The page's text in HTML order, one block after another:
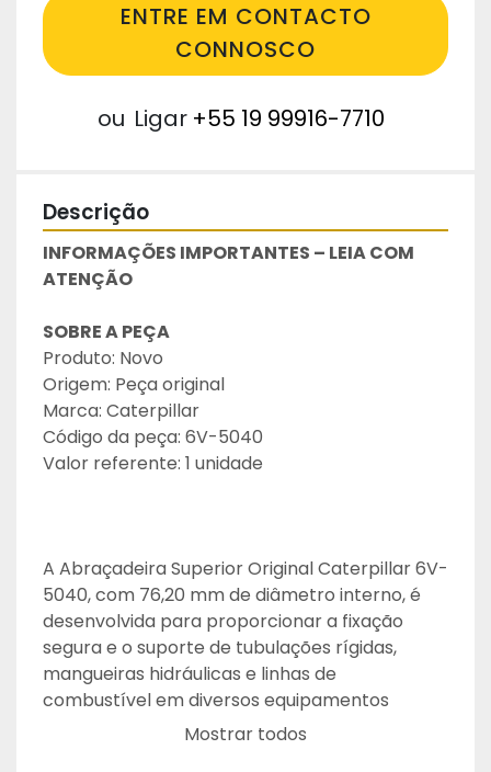
ENTRE EM CONTACTO
CONNOSCO
ou Ligar +55 19 99916-7710
Descrição
INFORMAÇÕES IMPORTANTES – LEIA COM
ATENÇÃO
SOBRE A PEÇA
Produto: Novo
Origem: Peça original
Marca: Caterpillar
Código da peça: 6V-5040
Valor referente: 1 unidade
A Abraçadeira Superior Original Caterpillar 6V-
5040, com 76,20 mm de diâmetro interno, é
desenvolvida para proporcionar a fixação
segura e o suporte de tubulações rígidas,
mangueiras hidráulicas e linhas de
combustível em diversos equipamentos
Caterpillar, garantindo estabilidade e
Mostrar todos